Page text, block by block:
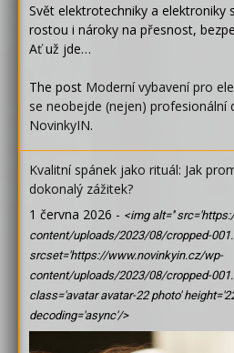
Svět elektrotechniky a elektroniky
rostou i nároky na přesnost,
Ať už jde…
The post Moderní vybavení pro
se neobejde (nejen) profesionální
NovinkyIN.
Kvalitní spánek jako rituál: Jak
dokonalý zážitek?
1 června 2026 - <img alt=''
content/uploads/2023/08/cropped-
srcset='https://www.novinkyin.cz/wp-
content/uploads/2023/08/cropped-
class='avatar avatar-22 photo'
decoding='async'/>